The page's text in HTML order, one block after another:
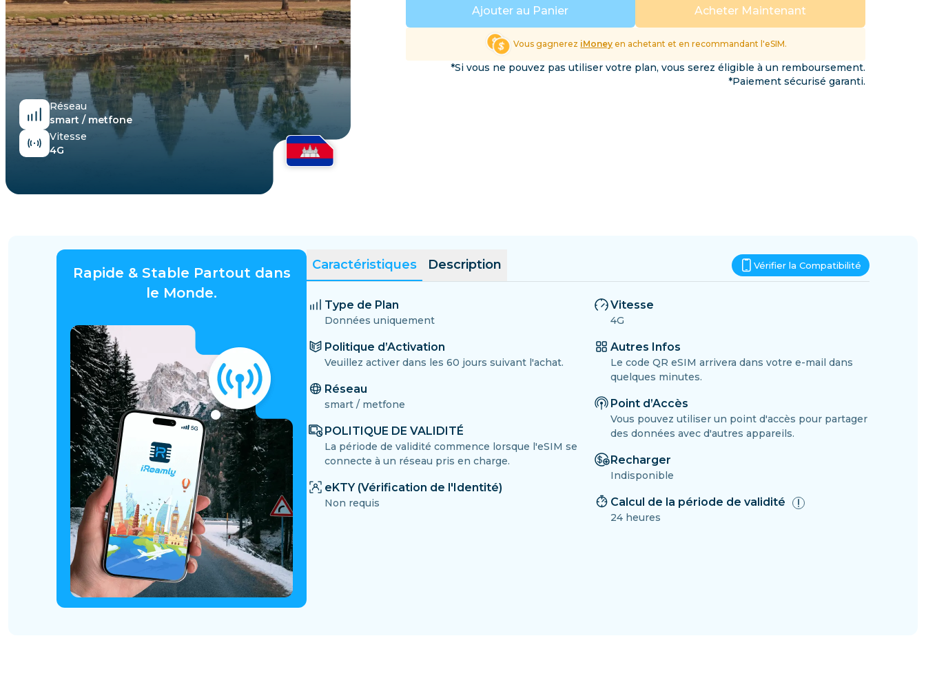
Explorer toutes les destinations
Réseau
smart / metfone
Vitesse
4G
Ajouter au Panier Acheter Maintenant
Vous gagnerez iMoney en achetant et en recommandant l'eSIM.
*Si vous ne pouvez pas utiliser votre plan, vous serez éligible à un remboursement.
*Paiement sécurisé garanti.
Rapide & Stable Partout dans
le Monde.
Caractéristiques Description Vérifier la Compatibilité
Type de Plan
Données uniquement
Politique d’Activation
Veuillez activer dans les 60 jours suivant l'achat.
Réseau
smart / metfone
POLITIQUE DE VALIDITÉ
La période de validité commence lorsque l'eSIM se
connecte à un réseau pris en charge.
eKTY (Vérification de l'Identité)
Non requis
Vitesse
4G
Autres Infos
Le code QR eSIM arrivera dans votre e-mail dans
quelques minutes.
Point d’Accès
Vous pouvez utiliser un point d'accès pour partager
des données avec d'autres appareils.
Recharger
Indisponible
Calcul de la période de validité
24 heures